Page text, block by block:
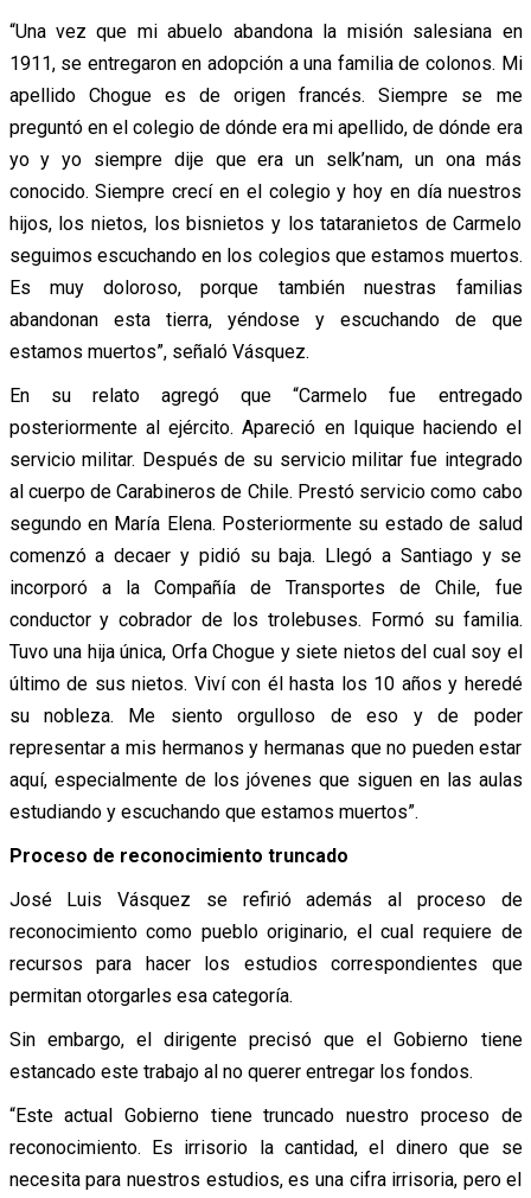
“Una vez que mi abuelo abandona la misión salesiana en
1911, se entregaron en adopción a una familia de colonos. Mi
apellido Chogue es de origen francés. Siempre se me
preguntó en el colegio de dónde era mi apellido, de dónde era
yo y yo siempre dije que era un selk’nam, un ona más
conocido. Siempre crecí en el colegio y hoy en día nuestros
hijos, los nietos, los bisnietos y los tataranietos de Carmelo
seguimos escuchando en los colegios que estamos muertos.
Es muy doloroso, porque también nuestras familias
abandonan esta tierra, yéndose y escuchando de que
estamos muertos”, señaló Vásquez.
En su relato agregó que “Carmelo fue entregado
posteriormente al ejército. Apareció en Iquique haciendo el
servicio militar. Después de su servicio militar fue integrado
al cuerpo de Carabineros de Chile. Prestó servicio como cabo
segundo en María Elena. Posteriormente su estado de salud
comenzó a decaer y pidió su baja. Llegó a Santiago y se
incorporó a la Compañía de Transportes de Chile, fue
conductor y cobrador de los trolebuses. Formó su familia.
Tuvo una hija única, Orfa Chogue y siete nietos del cual soy el
último de sus nietos. Viví con él hasta los 10 años y heredé
su nobleza. Me siento orgulloso de eso y de poder
representar a mis hermanos y hermanas que no pueden estar
aquí, especialmente de los jóvenes que siguen en las aulas
estudiando y escuchando que estamos muertos”.
Proceso de reconocimiento truncado
José Luis Vásquez se refirió además al proceso de
reconocimiento como pueblo originario, el cual requiere de
recursos para hacer los estudios correspondientes que
permitan otorgarles esa categoría.
Sin embargo, el dirigente precisó que el Gobierno tiene
estancado este trabajo al no querer entregar los fondos.
“Este actual Gobierno tiene truncado nuestro proceso de
reconocimiento. Es irrisorio la cantidad, el dinero que se
necesita para nuestros estudios, es una cifra irrisoria, pero el